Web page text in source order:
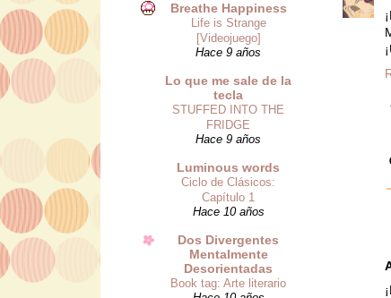
Breathe Happiness
Life is Strange
[Videojuego]
Hace 9 años
Lo que me sale de la
tecla
STUFFED INTO THE
FRIDGE
Hace 9 años
Luminous words
Ciclo de Clásicos:
Capítulo 1
Hace 10 años
Dos Divergentes
Mentalmente
Desorientadas
Book tag: Arte literario